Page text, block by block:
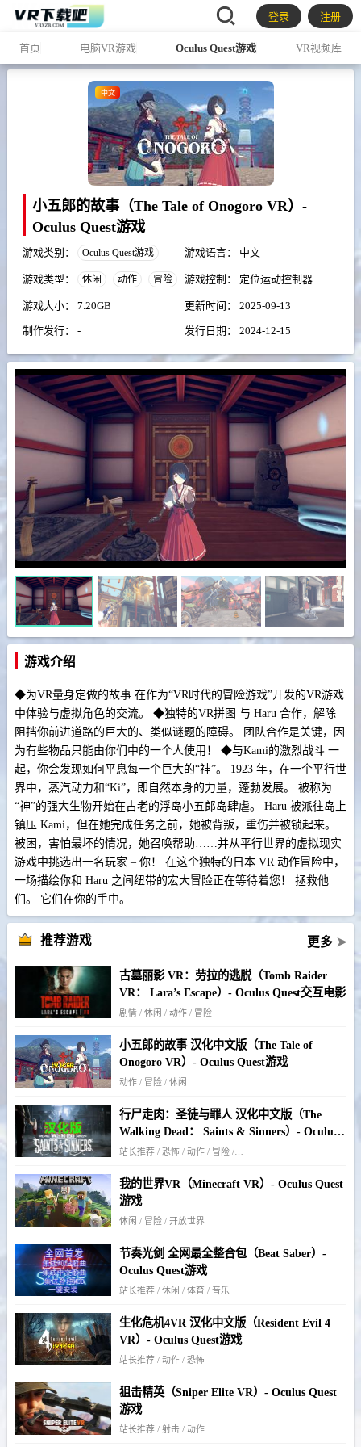
登录 注册
首页 电脑VR游戏 Oculus Quest游戏 VR视频库
中文
小五郎的故事（The Tale of Onogoro VR）-
Oculus Quest游戏
游戏类别： Oculus Quest游戏 游戏语言： 中文
游戏类型： 休闲 动作 冒险 游戏控制： 定位运动控制器
游戏大小： 7.20GB 更新时间： 2025-09-13
制作发行： - 发行日期： 2024-12-15
游戏介绍
◆为VR量身定做的故事 在作为“VR时代的冒险游戏”开发的VR游戏
中体验与虚拟角色的交流。 ◆独特的VR拼图 与 Haru 合作，解除
阻挡你前进道路的巨大的、类似谜题的障碍。 团队合作是关键，因
为有些物品只能由你们中的一个人使用！ ◆与Kami的激烈战斗 一
起，你会发现如何平息每一个巨大的“神”。 1923 年，在一个平行世
界中，蒸汽动力和“Ki”，即自然本身的力量，蓬勃发展。 被称为
“神”的强大生物开始在古老的浮岛小五郎岛肆虐。 Haru 被派往岛上
镇压 Kami，但在她完成任务之前，她被背叛，重伤并被锁起来。
被困，害怕最坏的情况，她召唤帮助……并从平行世界的虚拟现实
游戏中挑选出一名玩家 – 你！ 在这个独特的日本 VR 动作冒险中，
一场描绘你和 Haru 之间纽带的宏大冒险正在等待着您！ 拯救他
们。 它们在你的手中。
推荐游戏 更多 ➤
古墓丽影 VR：劳拉的逃脱（Tomb Raider
VR： Lara’s Escape）- Oculus Quest交互电影
剧情 / 休闲 / 动作 / 冒险
小五郎的故事 汉化中文版（The Tale of
Onogoro VR）- Oculus Quest游戏
动作 / 冒险 / 休闲
行尸走肉：圣徒与罪人 汉化中文版（The
Walking Dead： Saints & Sinners）- Oculus
Quest游戏
站长推荐 / 恐怖 / 动作 / 冒险 / 僵尸 / 生存
我的世界VR（Minecraft VR）- Oculus Quest
游戏
休闲 / 冒险 / 开放世界
节奏光剑 全网最全整合包（Beat Saber）-
Oculus Quest游戏
站长推荐 / 休闲 / 体育 / 音乐
生化危机4VR 汉化中文版（Resident Evil 4
VR）- Oculus Quest游戏
站长推荐 / 动作 / 恐怖
狙击精英（Sniper Elite VR）- Oculus Quest
游戏
站长推荐 / 射击 / 动作